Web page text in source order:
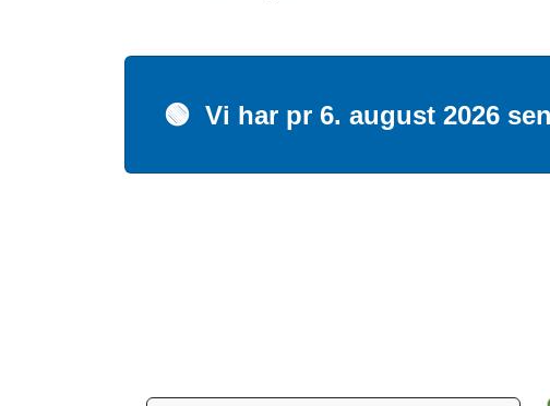
🟢 Vi har pr 6. august 2026